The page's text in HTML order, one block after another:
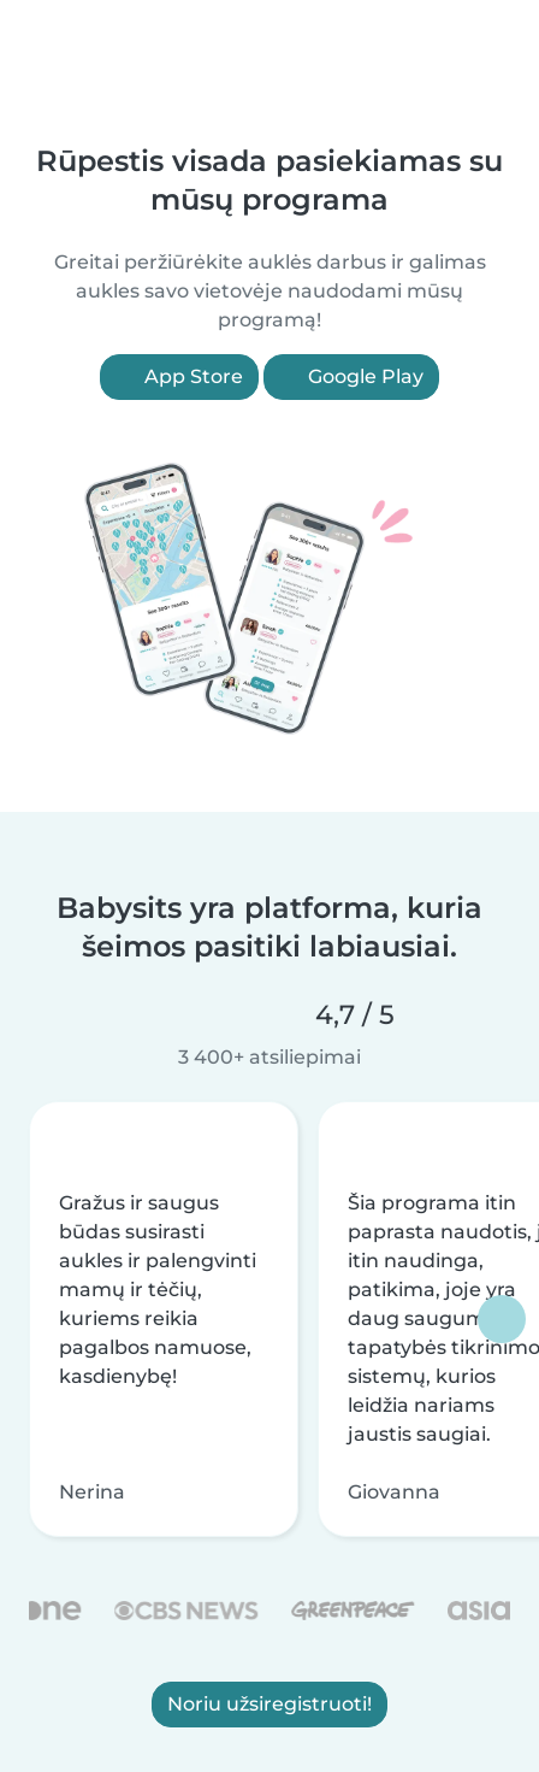
Rūpestis visada pasiekiamas su
mūsų programa
Greitai peržiūrėkite auklės darbus ir galimas
aukles savo vietovėje naudodami mūsų
programą!
App Store Google Play
Babysits yra platforma, kuria
šeimos pasitiki labiausiai.
4,7 / 5
3 400+ atsiliepimai
Gražus ir saugus
būdas susirasti
aukles ir palengvinti
mamų ir tėčių,
kuriems reikia
pagalbos namuose,
kasdienybę!
Nerina
Šia programa itin
paprasta naudotis,
itin naudinga,
patikima, joje yra
daug saugumo ir
tapatybės tikrinimo
sistemų, kurios
leidžia nariams
jaustis saugiai.
Giovanna
Noriu užsiregistruoti!